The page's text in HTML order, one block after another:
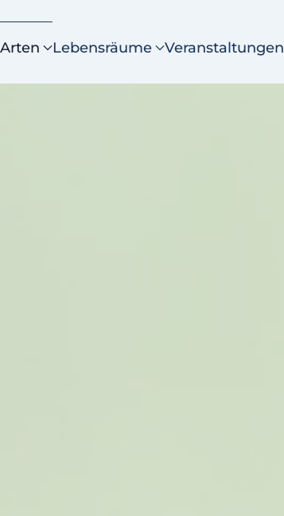
Arten Lebensräume Veranstaltungen